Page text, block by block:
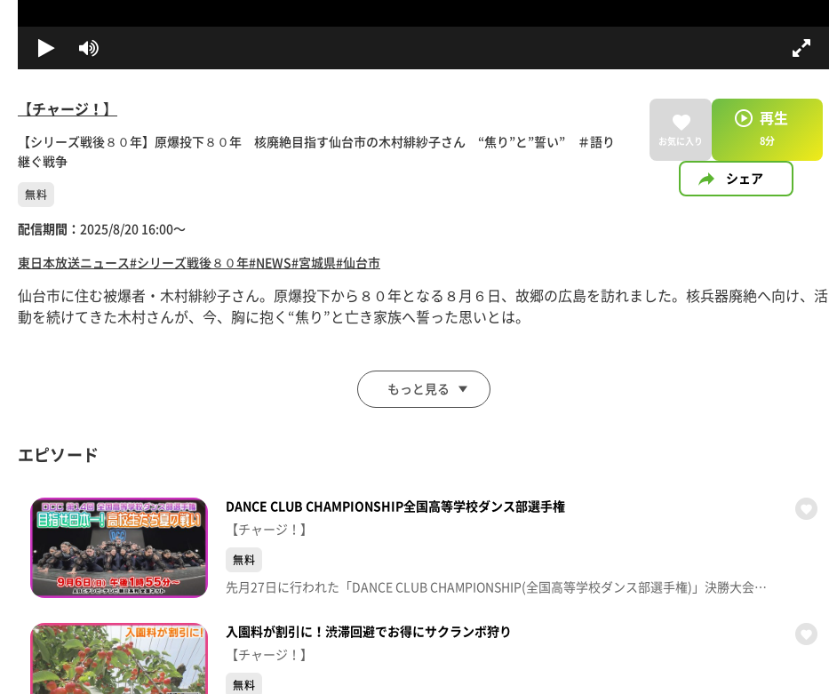
【チャージ！】
【シリーズ戦後８０年】原爆投下８０年 核廃絶目指す仙台市の木村緋紗子さん “焦り”と”誓い” ＃語り
継ぐ戦争
無料
配信期間： 2025/8/20 16:00〜
お気に入り
再生
8分
シェア
東日本放送ニュース#シリーズ戦後８０年#NEWS#宮城県#仙台市
仙台市に住む被爆者・木村緋紗子さん。原爆投下から８０年となる８月６日、故郷の広島を訪れました。核兵器廃絶へ向け、活
動を続けてきた木村さんが、今、胸に抱く“焦り”と亡き家族へ誓った思いとは。
もっと見る
エピソード
DANCE CLUB CHAMPIONSHIP全国高等学校ダンス部選手権
【チャージ！】
無料
先月27日に行われた「DANCE CLUB CHAMPIONSHIP(全国高等学校ダンス部選手権)」決勝大会に挑む東北地方大会の様子を紹介！東北から集まった８チームの中から８月の決勝大会へ進めるのは１チームだけ！日本一をかけた高校生たちのダンスバトルに注目しました！全国大会の様子は、９月６日（日）午後１時５５分～放送！ ABCテレビ・テレビ朝日系列 全国ネットお楽しみに！【放送日：2026年7月6日】【放送日：東日本放送】
入園料が割引に！渋滞回避でお得にサクランボ狩り
【チャージ！】
無料